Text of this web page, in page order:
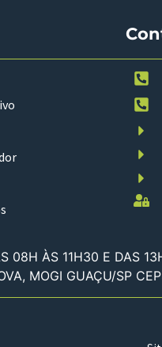
08H ÀS 11H30 E DAS
MOGI GUAÇU/SP